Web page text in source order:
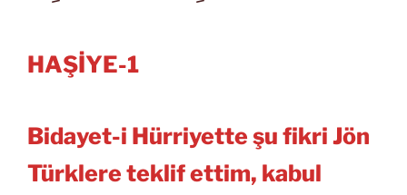
HAŞİYE-1
Bidayet-i Hürriyette şu fikri Jön
Türklere teklif ettim, kabul